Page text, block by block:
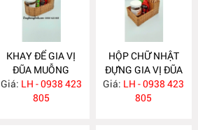
KHAY ĐỂ GIA VỊ
ĐŨA MUỖNG
NHỰA GIẢ MÂY
NH317
Giá: LH - 0938 423
805
HỘP CHỮ NHẬT
ĐỰNG GIA VỊ ĐŨA
MUỖNG NH316
Giá: LH - 0938 423
805